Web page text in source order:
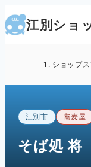
江別ショ
ショップ
江別市 蕎麦屋
そば処 将